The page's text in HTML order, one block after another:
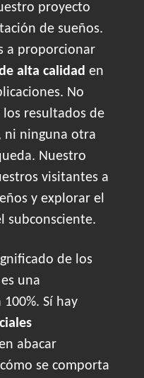
proyecto
de sueños.
a proporcionar
alta calidad en
No
resultados de
ni ninguna otra
Nuestro
visitantes a
y explorar el
subconsciente.
de los
una
Sí hay
abacar
se comporta